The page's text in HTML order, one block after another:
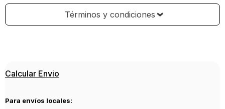
Términos y condiciones
Calcular Envio
Para envíos locales: